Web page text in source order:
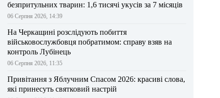
безпритульних тварин: 1,6 тисячі укусів за 7 місяців
06 Серпня 2026, 14:39
На Черкащині розслідують побиття
військовослужбовця побратимом: справу взяв на
контроль Лубінець
06 Серпня 2026, 11:35
Привітання з Яблучним Спасом 2026: красиві слова,
які принесуть святковий настрій